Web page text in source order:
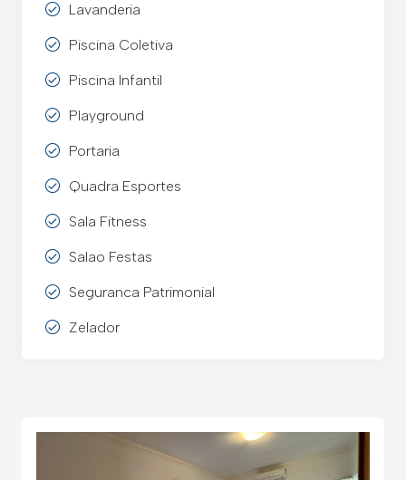
Lavanderia
Piscina Coletiva
Piscina Infantil
Playground
Portaria
Quadra Esportes
Sala Fitness
Salao Festas
Seguranca Patrimonial
Zelador